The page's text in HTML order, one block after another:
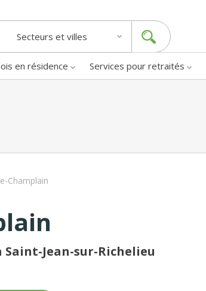
Secteurs et villes
en résidence Services pour retraités
Champlain
Jean-sur-Richelieu